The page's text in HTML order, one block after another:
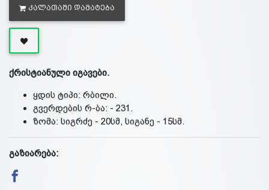
ᲙᲐᲚᲐᲗᲐᲨᲘ ᲓᲐᲛᲐᲢᲔᲑᲐ
ქრისტიანული იგავები.
ყდის ტიპი: რბილი.
გვერდების რ-ბა: - 231.
ზომა: სიგრძე - 20სმ, სიგანე - 15სმ.
გაზიარება: